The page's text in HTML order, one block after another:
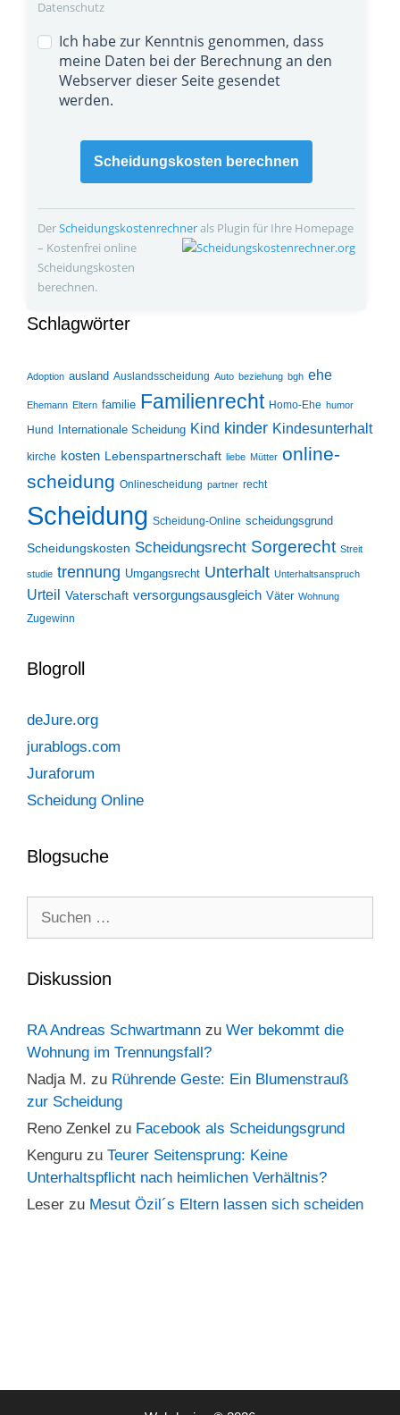
Datenschutz
Ich habe zur Kenntnis genommen, dass
meine Daten bei der Berechnung an den
Webserver dieser Seite gesendet
werden.
Scheidungskosten berechnen
DerScheidungskosten­rechnerals Plugin für Ihre Homepage
– Kostenfrei online
Scheidungskosten
berechnen.
Schlagwörter
Adoption ausland Auslandsscheidung Auto beziehung bgh ehe
Ehemann Eltern familie Familienrecht Homo-Ehe humor
Hund Internationale Scheidung Kind kinder Kindesunterhalt
kirche kosten Lebenspartnerschaft liebe Mütter online-
scheidung Onlinescheidung partner recht
Scheidung Scheidung-Online scheidungsgrund
Scheidungskosten Scheidungsrecht Sorgerecht Streit
studie trennung Umgangsrecht Unterhalt Unterhaltsanspruch
Urteil Vaterschaft versorgungsausgleich Väter Wohnung
Zugewinn
Blogroll
deJure.org
jurablogs.com
Juraforum
Scheidung Online
Blogsuche
Diskussion
RA Andreas Schwartmann zu Wer bekommt die
Wohnung im Trennungsfall?
Nadja M. zu Rührende Geste: Ein Blumenstrauß
zur Scheidung
Reno Zenkel zu Facebook als Scheidungsgrund
Kenguru zu Teurer Seitensprung: Keine
Unterhaltspflicht nach heimlichen Verhältnis?
Leser zu Mesut Özil´s Eltern lassen sich scheiden